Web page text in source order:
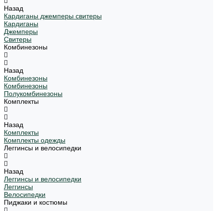
Назад
Кардиганы джемперы свитеры
Кардиганы
Джемперы
Свитеры
Комбинезоны
Назад
Комбинезоны
Комбинезоны
Полукомбинезоны
Комплекты
Назад
Комплекты
Комплекты одежды
Леггинсы и велосипедки
Назад
Леггинсы и велосипедки
Леггинсы
Велосипедки
Пиджаки и костюмы